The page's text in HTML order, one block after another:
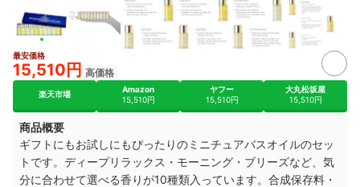
最安価格
15,510円 高価格
楽天市場
Amazon
15,510円
ヤフー
15,510円
大丸松坂屋
15,510円
商品概要
ギフトにもお試しにもぴったりのミニチュアバスオイルのセッ
トです。ディープリラックス・モーニング・ブリーズなど、気
分に合わせて選べる香りが10種類入っています。合成保存料・